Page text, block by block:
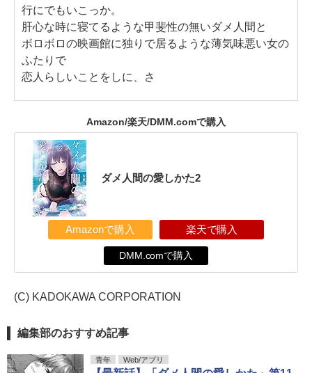
行にでもいこっか。
肝心な時に寝てるような甲斐性の無いダメ人間と
ボロボロの映画館に独りで居るような薄気味悪い女の
ふたりで
恋人らしいことをしに、さ
Amazon/楽天/DMM.comで購入
ダメ人間の愛しかた2
Amazonで購入 楽天で購入
DMM.comで購入
(C) KADOKAWA CORPORATION
編集部のおすすめ記事
青年 Web/アプリ